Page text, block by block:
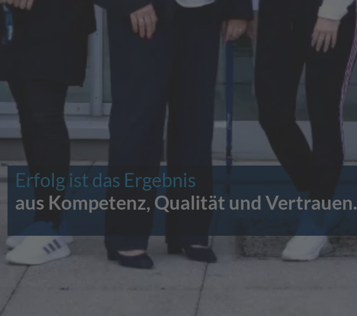
Erfolg ist das Ergebnis
aus Kompetenz, Qualität und Vertrauen.